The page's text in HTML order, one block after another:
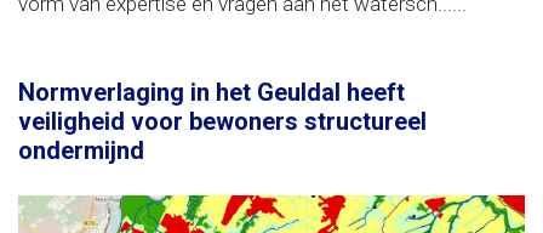
Normverlaging in het Geuldal heeft
veiligheid voor bewoners structureel
ondermijnd